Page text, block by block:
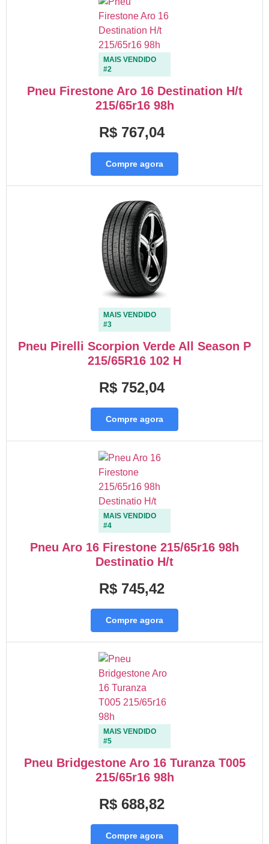
MAIS VENDIDO
#2
Pneu Firestone Aro 16 Destination H/t
215/65r16 98h
R$ 767,04
Compre agora
MAIS VENDIDO
#3
Pneu Pirelli Scorpion Verde All Season P
215/65R16 102 H
R$ 752,04
Compre agora
MAIS VENDIDO
#4
Pneu Aro 16 Firestone 215/65r16 98h
Destinatio H/t
R$ 745,42
Compre agora
MAIS VENDIDO
#5
Pneu Bridgestone Aro 16 Turanza T005
215/65r16 98h
R$ 688,82
Compre agora